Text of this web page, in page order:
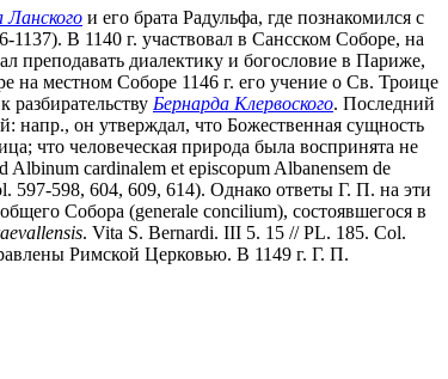
Ланского и его брата Радульфа, где познакомился с
В 1140 г. участвовал в Сансском Соборе, на
преподавать диалектику и богословие в Париже,
на местном Соборе 1146 г. его учение о Св. Троице
разбирательству Бернарда Клервоского. Последний
он утверждал, что Божественная сущность
что человеческая природа была воспринята не
Albinum cardinalem et episcopum Albanensem de
597-598, 604, 609, 614). Однако ответы Г. П. на эти
Собора (generale concilium), состоявшегося в
. Vita S. Bernardi. III 5. 15 // PL. 185. Col.
Римской Церковью. В 1149 г. Г. П.